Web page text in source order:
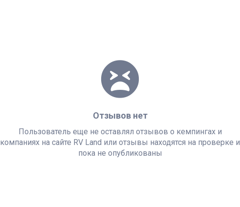
Отзывов нет
Пользователь еще не оставлял отзывов о кемпингах и
компаниях на сайте RV Land или отзывы находятся на проверке и
пока не опубликованы